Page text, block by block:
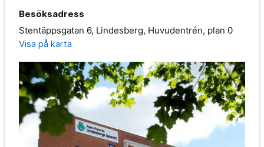
Besöksadress
Stentäppsgatan 6, Lindesberg, Huvudentrén, plan 0
Visa på karta